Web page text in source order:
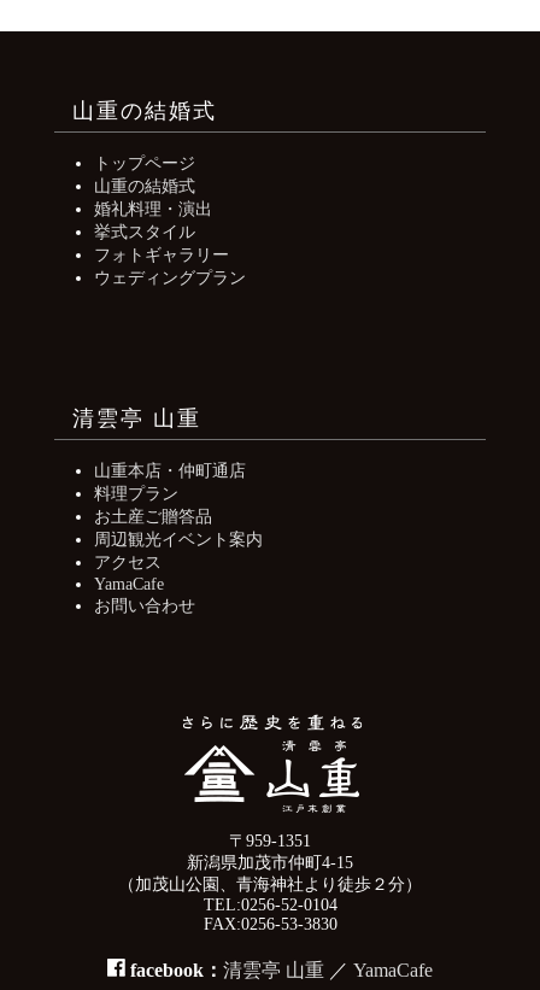
山重の結婚式
トップページ
山重の結婚式
婚礼料理・演出
挙式スタイル
フォトギャラリー
ウェディングプラン
清雲亭 山重
山重本店・仲町通店
料理プラン
お土産ご贈答品
周辺観光イベント案内
アクセス
YamaCafe
お問い合わせ
〒959-1351
新潟県加茂市仲町4-15
（加茂山公園、青海神社より徒歩２分）
TEL:0256-52-0104
FAX:0256-53-3830
facebook： 清雲亭 山重 ／ YamaCafe